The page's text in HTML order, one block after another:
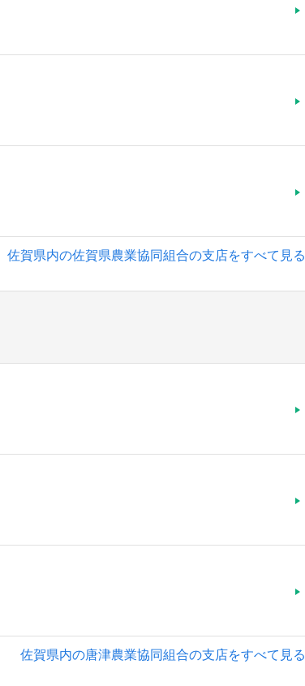
佐賀県内の佐賀県農業協同組合の支店をすべて見る
佐賀県内の唐津農業協同組合の支店をすべて見る